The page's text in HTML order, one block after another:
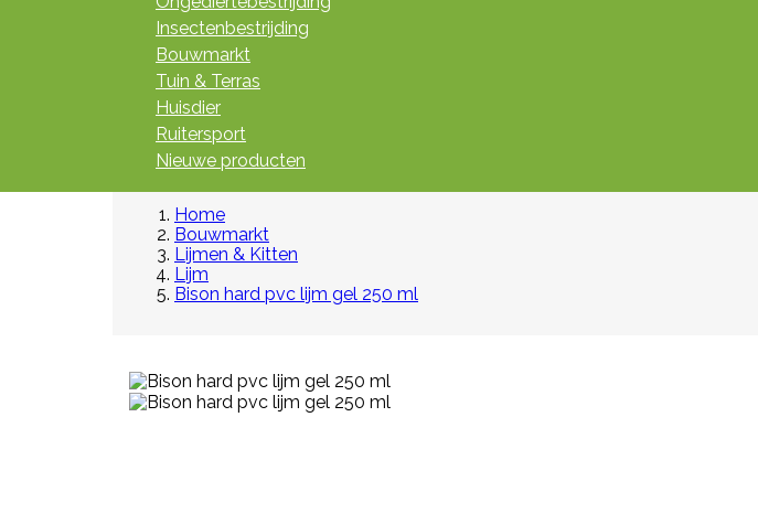
Insectenbestrijding
Bouwmarkt
Tuin & Terras
Huisdier
Ruitersport
Nieuwe producten
Home
Bouwmarkt
Lijmen & Kitten
Lijm
Bison hard pvc lijm gel 250 ml